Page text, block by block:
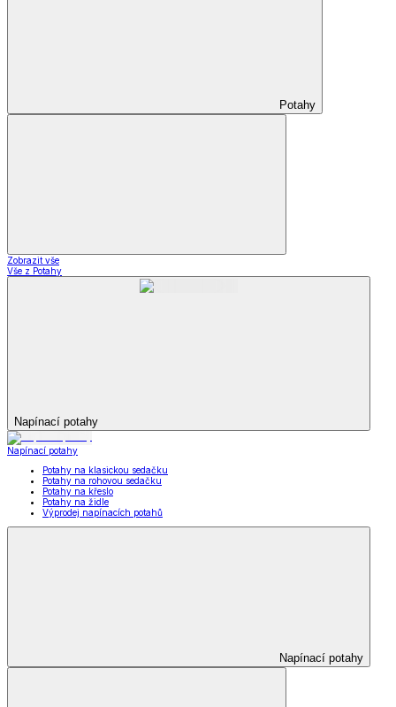
Potahy
Zobrazit vše
Vše z Potahy
Napínací potahy
Napínací potahy
Potahy na klasickou sedačku
Potahy na rohovou sedačku
Potahy na křeslo
Potahy na židle
Výprodej napínacích potahů
Napínací potahy